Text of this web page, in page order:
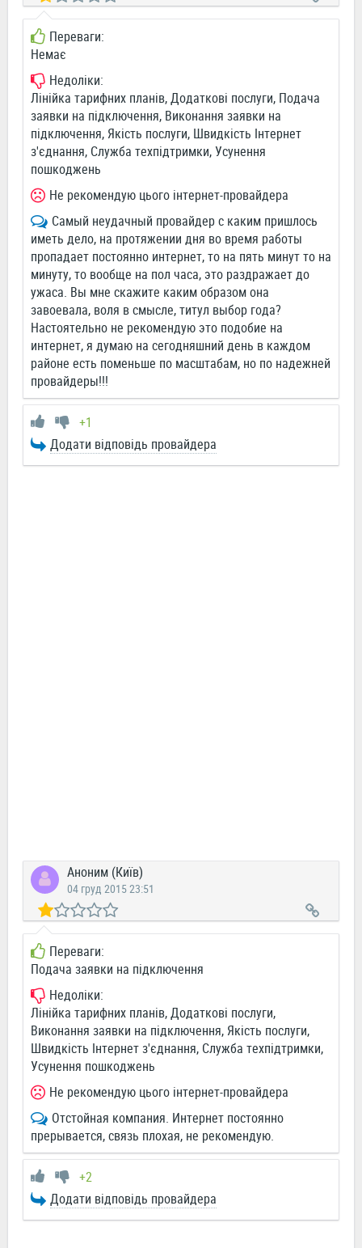
Переваги:
Немає
Недоліки:
Лінійка тарифних планів, Додаткові послуги, Подача
заявки на підключення, Виконання заявки на
підключення, Якість послуги, Швидкість Інтернет
з'єднання, Служба техпідтримки, Усунення
пошкоджень
Не рекомендую цього інтернет-провайдера
Самый неудачный провайдер с каким пришлось
иметь дело, на протяжении дня во время работы
пропадает постоянно интернет, то на пять минут то на
минуту, то вообще на пол часа, это раздражает до
ужаса. Вы мне скажите каким образом она
завоевала, воля в смысле, титул выбор года?
Настоятельно не рекомендую это подобие на
интернет, я думаю на сегодняшний день в каждом
районе есть поменьше по масштабам, но по надежней
провайдеры!!!
+1
Додати відповідь провайдера
Аноним (Київ)
04 груд 2015 23:51
Переваги:
Подача заявки на підключення
Недоліки:
Лінійка тарифних планів, Додаткові послуги,
Виконання заявки на підключення, Якість послуги,
Швидкість Інтернет з'єднання, Служба техпідтримки,
Усунення пошкоджень
Не рекомендую цього інтернет-провайдера
Отстойная компания. Интернет постоянно
прерывается, связь плохая, не рекомендую.
+2
Додати відповідь провайдера